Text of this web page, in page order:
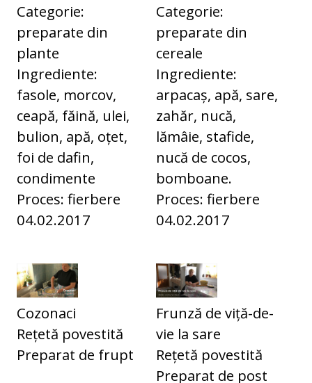
Categorie:
preparate din
plante
Ingrediente:
fasole, morcov,
ceapă, făină, ulei,
bulion, apă, oțet,
foi de dafin,
condimente
Proces: fierbere
04.02.2017
Categorie:
preparate din
cereale
Ingrediente:
arpacaș, apă, sare,
zahăr, nucă,
lămâie, stafide,
nucă de cocos,
bomboane.
Proces: fierbere
04.02.2017
Cozonaci
Rețetă povestită
Preparat de frupt
Frunză de viță-de-
vie la sare
Rețetă povestită
Preparat de post